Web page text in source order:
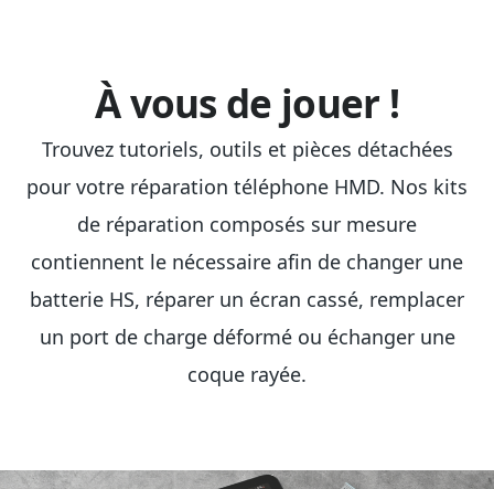
À vous de jouer !
Trouvez tutoriels, outils et pièces détachées
pour votre réparation téléphone HMD. Nos kits
de réparation composés sur mesure
contiennent le nécessaire afin de changer une
batterie HS, réparer un écran cassé, remplacer
un port de charge déformé ou échanger une
coque rayée.